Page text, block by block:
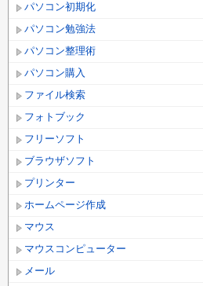
パソコン初期化
パソコン勉強法
パソコン整理術
パソコン購入
ファイル検索
フォトブック
フリーソフト
ブラウザソフト
プリンター
ホームページ作成
マウス
マウスコンピューター
メール